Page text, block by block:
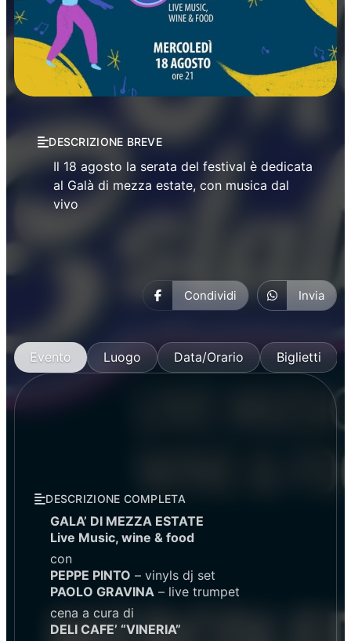
DESCRIZIONE BREVE
Il 18 agosto la serata del festival è dedicata
al Galà di mezza estate, con musica dal
vivo
Condividi Invia
Evento Luogo Data/Orario Biglietti
DESCRIZIONE COMPLETA
GALA’ DI MEZZA ESTATE
Live Music, wine & food
con
PEPPE PINTO – vinyls dj set
PAOLO GRAVINA – live trumpet
cena a cura di
DELI CAFE’ “VINERIA”